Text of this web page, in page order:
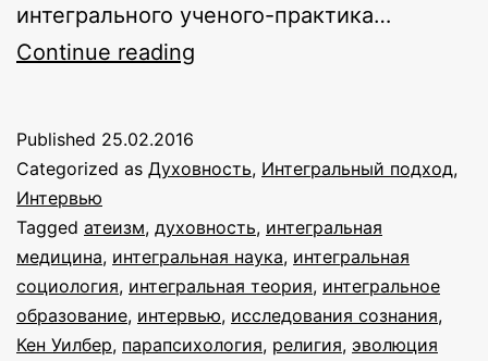
интегрального ученого-практика…
Continue reading
при
интегрального
подхода:
интервью
с
Published 25.02.2016
Categorized as Духовность, Интегральный подход,
Интервью
Tagged атеизм, духовность, интегральная
медицина, интегральная наука, интегральная
социология, интегральная теория, интегральное
образование, интервью, исследования сознания,
Кен Уилбер, парапсихология, религия, эволюция